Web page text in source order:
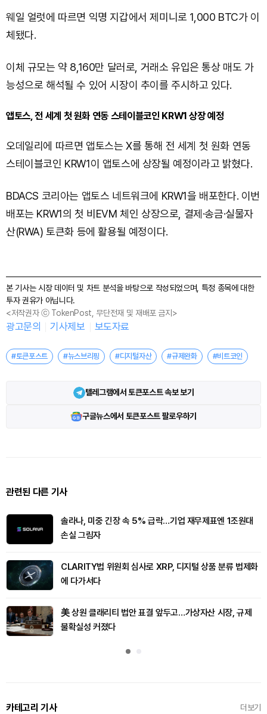
웨일 얼럿에 따르면 익명 지갑에서 제미니로 1,000 BTC가 이
체됐다.
이체 규모는 약 8,160만 달러로, 거래소 유입은 통상 매도 가
능성으로 해석될 수 있어 시장이 추이를 주시하고 있다.
앱토스, 전 세계 첫 원화 연동 스테이블코인 KRW1 상장 예정
오데일리에 따르면 앱토스는 X를 통해 전 세계 첫 원화 연동
스테이블코인 KRW1이 앱토스에 상장될 예정이라고 밝혔다.
BDACS 코리아는 앱토스 네트워크에 KRW1을 배포한다. 이번
배포는 KRW1의 첫 비EVM 체인 상장으로, 결제·송금·실물자
산(RWA) 토큰화 등에 활용될 예정이다.
본 기사는 시장 데이터 및 차트 분석을 바탕으로 작성되었으며, 특정 종목에 대한
투자 권유가 아닙니다.
<저작권자 ⓒ TokenPost, 무단전재 및 재배포 금지>
광고문의 기사제보 보도자료
#토큰포스트 #뉴스브리핑 #디지털자산 #규제완화 #비트코인
텔레그램에서 토큰포스트 속보 보기
구글뉴스에서 토큰포스트 팔로우하기
관련된 다른 기사
솔라나, 미중 긴장 속 5% 급락…기업 재무제표엔 1조원대
손실 그림자
CLARITY법 위원회 심사로 XRP, 디지털 상품 분류 법제화
에 다가서다
美 상원 클래리티 법안 표결 앞두고…가상자산 시장, 규제
불확실성 커졌다
카테고리 기사 더보기